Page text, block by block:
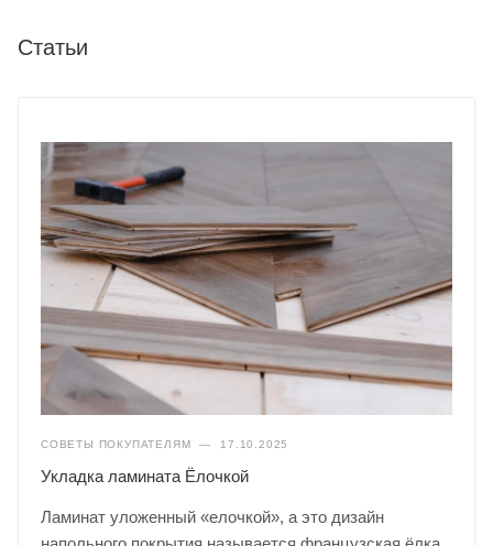
Статьи
СОВЕТЫ ПОКУПАТЕЛЯМ — 17.10.2025
Укладка ламината Ёлочкой
Ламинат уложенный «елочкой», а это дизайн